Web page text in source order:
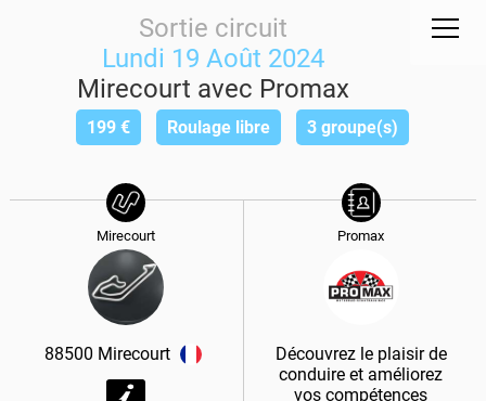
Sortie circuit
Lundi 19 Août 2024
Mirecourt avec Promax
199 € Roulage libre 3 groupe(s)
Mirecourt
88500 Mirecourt
Promax
Découvrez le plaisir de
conduire et améliorez
vos compétences